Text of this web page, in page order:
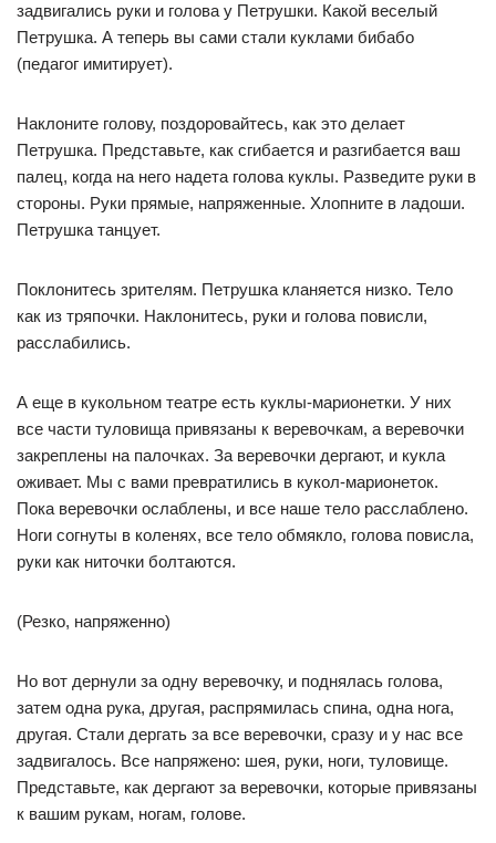
задвигались руки и голова у Петрушки. Какой веселый
Петрушка. А теперь вы сами стали куклами бибабо
(педагог имитирует).
Наклоните голову, поздоровайтесь, как это делает
Петрушка. Представьте, как сгибается и разгибается ваш
палец, когда на него надета голова куклы. Разведите руки в
стороны. Руки прямые, напряженные. Хлопните в ладоши.
Петрушка танцует.
Поклонитесь зрителям. Петрушка кланяется низко. Тело
как из тряпочки. Наклонитесь, руки и голова повисли,
расслабились.
А еще в кукольном театре есть куклы-марионетки. У них
все части туловища привязаны к веревочкам, а веревочки
закреплены на палочках. За веревочки дергают, и кукла
оживает. Мы с вами превратились в кукол-марионеток.
Пока веревочки ослаблены, и все наше тело расслаблено.
Ноги согнуты в коленях, все тело обмякло, голова повисла,
руки как ниточки болтаются.
(Резко, напряженно)
Но вот дернули за одну веревочку, и поднялась голова,
затем одна рука, другая, распрямилась спина, одна нога,
другая. Стали дергать за все веревочки, сразу и у нас все
задвигалось. Все напряжено: шея, руки, ноги, туловище.
Представьте, как дергают за веревочки, которые привязаны
к вашим рукам, ногам, голове.